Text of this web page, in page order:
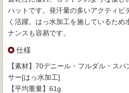
ハットです。発汗量の多いアクティビ
く活躍。はっ水加工を施しているため
ナンスも容易です。
仕様
【素材】70デニール・フルダル・ス
サー[はっ水加工]
【平均重量】61g